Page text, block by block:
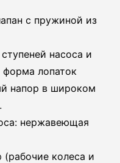
с пружиной из
насоса и
лопаток
напор в широком
нержавеющая
(рабочие колеса и